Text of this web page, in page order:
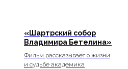
«Шартрский собор
Владимира Бетелина»
Фильм рассказывает о жизни
и судьбе академика